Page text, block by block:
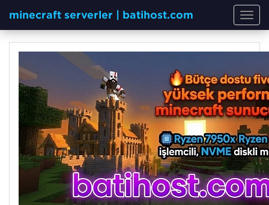
minecraft serverler | batihost.com